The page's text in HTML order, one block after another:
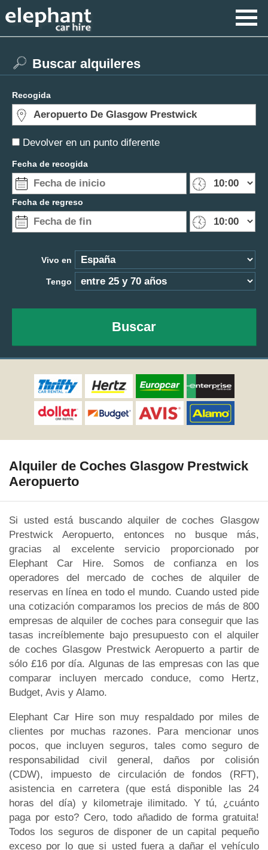
Devolver en un punto diferente
Buscar alquileres
Recogida
Fecha de recogida
Fecha de regreso
Vivo en
Tengo
Buscar
Alquiler de Coches Glasgow Prestwick
Aeropuerto
Si usted está buscando alquiler de coches Glasgow
Prestwick Aeropuerto, entonces no busque más,
gracias al excelente servicio proporcionado por
Elephant Car Hire. Somos de confianza en los
operadores del mercado de coches de alquiler de
reservas en línea en todo el mundo. Cuando usted pide
una cotización comparamos los precios de más de 800
empresas de alquiler de coches para conseguir que las
tasas increíblemente bajo presupuesto con el alquiler
de coches Glasgow Prestwick Aeropuerto a partir de
sólo £16 por día. Algunas de las empresas con las que
comparar incluyen mercado conduce, como Hertz,
Budget, Avis y Alamo.
Elephant Car Hire son muy respaldado por miles de
clientes por muchas razones. Para mencionar unos
pocos, que incluyen seguros, tales como seguro de
responsabilidad civil general, daños por colisión
(CDW), impuesto de circulación de fondos (RFT),
asistencia en carretera (que está disponible las 24
horas del día) y kilometraje ilimitado. Y tú, ¿cuánto
paga por esto? Cero, todo añadido de forma gratuita!
Todos los seguros de disponer de un capital pequeño
exceso por lo que si usted fuera a dañar el vehículo